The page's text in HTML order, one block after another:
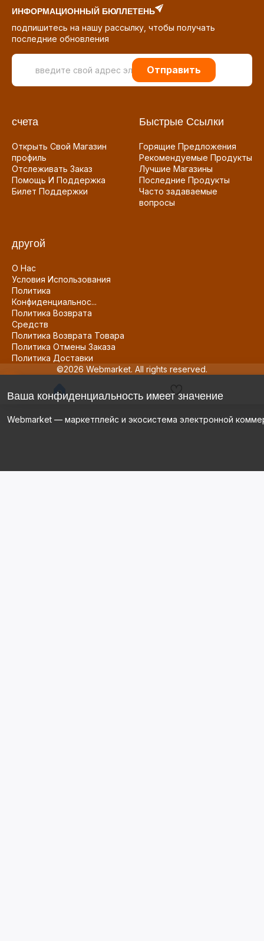
ИНФОРМАЦИОННЫЙ БЮЛЛЕТЕНЬ
подпишитесь на нашу рассылку, чтобы получать
последние обновления
Отправить
счета
Открыть Свой Магазин
профиль
Отслеживать Заказ
Помощь И Поддержка
Билет Поддержки
Быстрые Ссылки
Горящие Предложения
Рекомендуемые Продукты
Лучшие Магазины
Последние Продукты
Часто задаваемые
вопросы
другой
О Нас
Условия Использования
Политика
Конфиденциальнос...
Политика Возврата
Средств
Политика Возврата Товара
Политика Отмены Заказа
Политика Доставки
©2026 Webmarket. All rights reserved.
Ваша конфиденциальность имеет значение
Webmarket — маркетплейс и экосистема электронной